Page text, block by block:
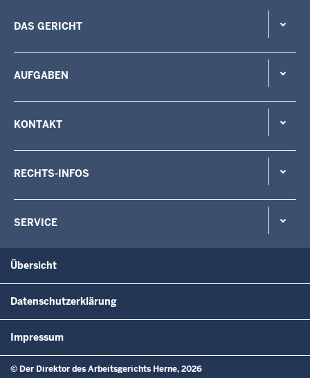
DAS GERICHT
AUFGABEN
KONTAKT
RECHTS-INFOS
SERVICE
Übersicht
Datenschutzerklärung
Impressum
© Der Direktor des Arbeitsgerichts Herne, 2026